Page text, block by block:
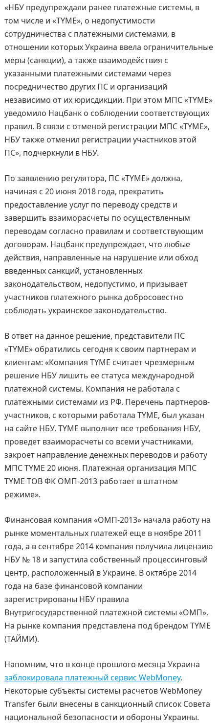
«НБУ предупреждали ранее платежные системы, в
том числе и «TYME», о недопустимости
сотрудничества с платежными системами, в
отношении которых Украина ввела ограничительные
меры (санкции), а также взаимодействия с
указанными платежными системами через
посредничество других ПС и организаций
независимо от их юрисдикции. При этом МПС «TYME»
уведомило Нацбанк о соблюдении соответствующих
правил. В связи с отменой регистрации МПС «TYME»,
НБУ также отменил регистрации участников этой
ПС», подчеркнули в НБУ.
По заявлению регулятора, ПС «TYME» должна,
начиная с 20 июня 2018 года, прекратить
предоставление услуг по переводу средств и
завершить взаиморасчеты по осуществленным
переводам согласно правилам и соответствующим
договорам. Нацбанк предупреждает, что любые
действия, направленные на нарушение или обход
введенных санкций, установленных
законодательством, недопустимо, и призывает
участников платежного рынка добросовестно
соблюдать украинское законодательство.
В ответ на данное решение, представители ПС
«TYME» обратились сегодня к своим партнерам и
клиентам: «Компания TYME считает чрезмерным
решение НБУ лишить ее статуса международной
платежной системы. Компания не работала с
платежными системами из РФ. Перечень партнеров-
участников, с которыми работала TYME, был указан
на сайте НБУ. TYME выполнит все требования НБУ,
проведет взаиморасчеты со всеми участниками,
закроет направление денежных переводов и работу
МПС TYME 20 июня. Платежная организация МПС
TYME ТОВ ФК ОМП-2013 работает в штатном
режиме».
Финансовая компания «ОМП-2013» начала работу на
рынке моментальных платежей еще в ноябре 2011
года, а в сентябре 2014 компания получила лицензию
НБУ № 18 и запустила собственный процессинговый
центр, расположенный в Украине. В октябре 2014
года на базе финансовой компании
зарегистрированы НБУ правила
Внутригосударственной платежной системы «ОМП».
На рынке компания представлена под брендом TYME
(ТАЙМИ).
Напомним, что в конце прошлого месяца Украина
заблокировала платежный сервис WebMoney.
Некоторые субъекты системы расчетов WebMoney
Transfer были внесены в санкционный список Совета
национальной безопасности и обороны Украины.